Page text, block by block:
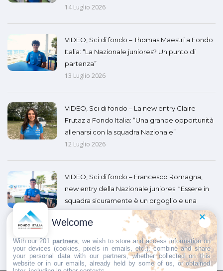
14 Luglio 2026
VIDEO, Sci di fondo – Thomas Maestri a Fondo
Italia: “La Nazionale juniores? Un punto di
partenza”
13 Luglio 2026
VIDEO, Sci di fondo – La new entry Claire
Frutaz a Fondo Italia: “Una grande opportunità
allenarsi con la squadra Nazionale”
12 Luglio 2026
VIDEO, Sci di fondo – Francesco Romagna,
new entry della Nazionale juniores: “Essere in
squadra sicuramente è un orgoglio e una
responsabilità”
11 Luglio 2026
Welcome
With our 201 partners , we wish to store and access information on
your devices (cookies, pixels in emails, etc.), combine and share
your personal data with our partners, whether collected on this
website or in our emails, already held by some of us, or obtained